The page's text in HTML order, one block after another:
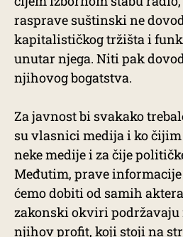
rasprave suštinski ne
kapitalističkog tržišta i
unutar njega. Niti pak
njihovog bogatstva.
Za javnost bi svakako
su vlasnici medija i ko
neke medije i za čije
Međutim, prave informacije
ćemo dobiti od samih
zakonski okviri podržavaju
njihov profit, koji stoji na